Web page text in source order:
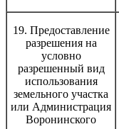
19. Предоставление
разрешения на
условно
разрешенный вид
использования
земельного участка
или Администрация
Воронинского